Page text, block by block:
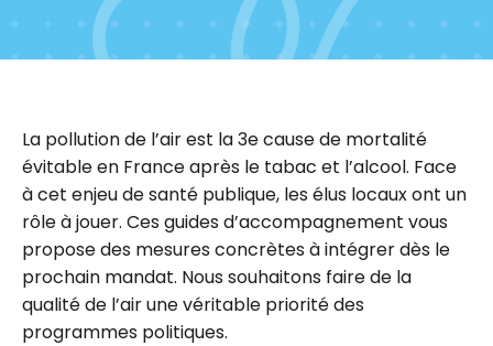
La pollution de l’air est la 3e cause de mortalité
évitable en France après le tabac et l’alcool. Face
à cet enjeu de santé publique, les élus locaux ont un
rôle à jouer. Ces guides d’accompagnement vous
propose des mesures concrètes à intégrer dès le
prochain mandat. Nous souhaitons faire de la
qualité de l’air une véritable priorité des
programmes politiques.